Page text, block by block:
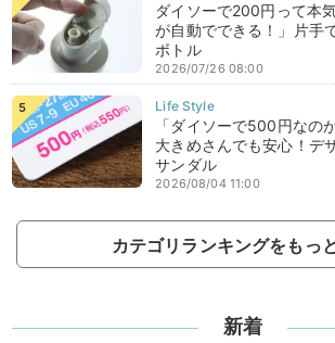
ダイソーで200円って本
が自動でできる！」片手
ボトル
2026/07/26 08:00
「ダイソーで500円なの
大きめさんでも安心！デ
サンダル
2026/08/04 11:00
カテゴリランキングをもっ
新着